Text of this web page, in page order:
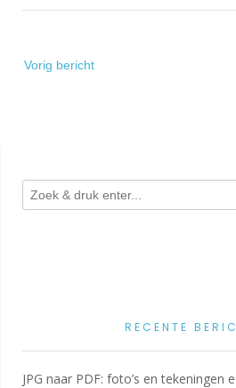
navigatie
Vorig bericht
RECENTE
JPG naar PDF: foto’s en